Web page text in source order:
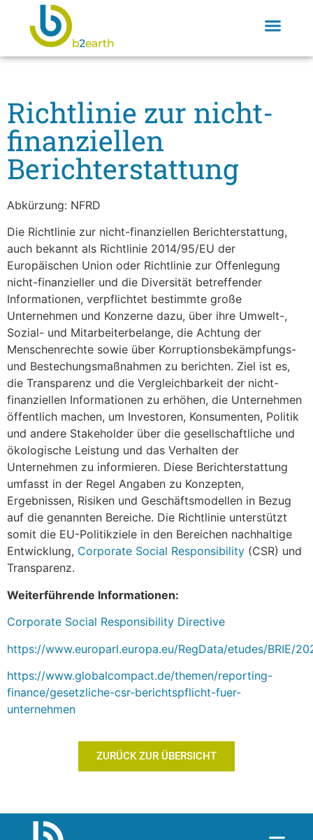
Richtlinie zur nicht-
finanziellen
Berichterstattung
Abkürzung: NFRD
Die Richtlinie zur nicht-finanziellen Berichterstattung,
auch bekannt als Richtlinie 2014/95/EU der
Europäischen Union oder Richtlinie zur Offenlegung
nicht-finanzieller und die Diversität betreffender
Informationen, verpflichtet bestimmte große
Unternehmen und Konzerne dazu, über ihre Umwelt-,
Sozial- und Mitarbeiterbelange, die Achtung der
Menschenrechte sowie über Korruptionsbekämpfungs-
und Bestechungsmaßnahmen zu berichten. Ziel ist es,
die Transparenz und die Vergleichbarkeit der nicht-
finanziellen Informationen zu erhöhen, die Unternehmen
öffentlich machen, um Investoren, Konsumenten, Politik
und andere Stakeholder über die gesellschaftliche und
ökologische Leistung und das Verhalten der
Unternehmen zu informieren. Diese Berichterstattung
umfasst in der Regel Angaben zu Konzepten,
Ergebnissen, Risiken und Geschäftsmodellen in Bezug
auf die genannten Bereiche. Die Richtlinie unterstützt
somit die EU-Politikziele in den Bereichen nachhaltige
Entwicklung, Corporate Social Responsibility (CSR) und
Transparenz.
Weiterführende Informationen:
Corporate Social Responsibility Directive
https://www.europarl.europa.eu/RegData/etudes/BRIE/
https://www.globalcompact.de/themen/reporting-
finance/gesetzliche-csr-berichtspflicht-fuer-
unternehmen
ZURÜCK ZUR ÜBERSICHT